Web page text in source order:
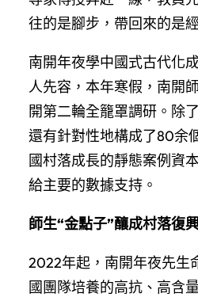
往的是腳步，帶回來的是
南開年夜學中國式古代化
人先容，本年寒假，南開
開第二輪全籠罩調研。除
還有針對性地構成了80余
國村落成長的靜態案例資
給主要的數據支持。
師生“金點子”釀成村落復
2022年起，南開年夜先生
國團隊培養的高抗、高含